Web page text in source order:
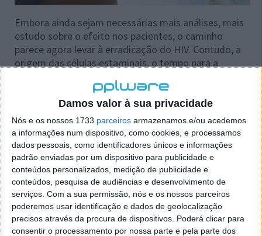
Damos valor à sua privacidade
Nós e os nossos 1733 parceiros armazenamos e/ou acedemos
a informações num dispositivo, como cookies, e processamos
dados pessoais, como identificadores únicos e informações
padrão enviadas por um dispositivo para publicidade e
conteúdos personalizados, medição de publicidade e
conteúdos, pesquisa de audiências e desenvolvimento de
serviços. Com a sua permissão, nós e os nossos parceiros
poderemos usar identificação e dados de geolocalização
precisos através da procura de dispositivos. Poderá clicar para
consentir o processamento por nossa parte e pela parte dos
Embora ainda sejam necessárias mais análises, mais
estudo sobre o efeito nos pacientes, o caminho
parece agora levar à erradicação do HIV. Contudo, a
origem das células estaminais, o tempo para a
aplicação dos anti-retrovirais são as três variáveis ​​em
Desta forma, será necessário desenvolver um ensaio
clínico mais detalhado e metódico, a partir de agora
e com esta metodologia. Este estudo levará a decidir
com certeza qual a combinação perfeita para obter o
sucesso desejado e conseguir livrar o corpo do HIV.
Pode ser um passo pequeno para a medicina, mas é
um passo gigante para a humanidade.